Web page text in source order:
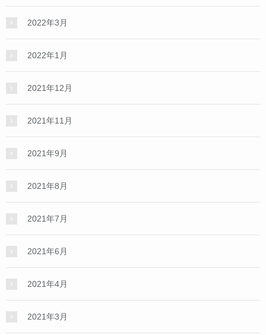
2022年3月
2022年1月
2021年12月
2021年11月
2021年9月
2021年8月
2021年7月
2021年6月
2021年4月
2021年3月